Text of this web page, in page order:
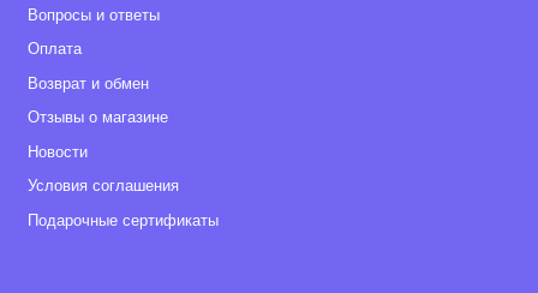
Вопросы и ответы
Оплата
Возврат и обмен
Отзывы о магазине
Новости
Условия соглашения
Подарочные сертификаты